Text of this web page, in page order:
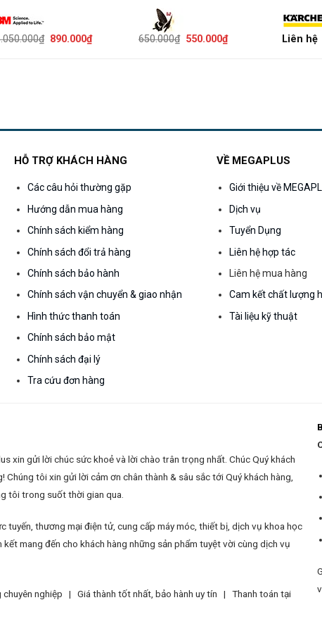
₫ Giá
890.000₫Giá
hiện
650.000₫ Giá
550.000₫Giá
hiện
Liên hệ
HỖ TRỢ KHÁCH HÀNG
Các câu hỏi thường gặp
Hướng dẫn mua hàng
Chính sách kiểm hàng
Chính sách đổi trả hàng
Chính sách bảo hành
Chính sách vận chuyển & giao nhận
Hình thức thanh toán
Chính sách bảo mật
Chính sách đại lý
Tra cứu đơn hàng
VỀ MEGAPLUS
Giới thiệu về
Dịch vụ
Tuyển Dụng
Liên hệ hợp tác
Liên hệ mua hàng
Cam kết chất lượng
Tài liệu kỹ thuật
xin gửi lời chúc sức khoẻ và lời chào trân trọng nhất. Chúc Quý khách
Chúng tôi xin gửi lời cảm ơn chân thành & sâu sắc tới Quý khách hàng,
tôi trong suốt thời gian qua.
thương mại điện tử, cung cấp máy móc, thiết bị, dịch vụ khoa học
mang đến cho khách hàng những sản phẩm tuyệt vời cùng dịch vụ
chuyên nghiệp | Giá thành tốt nhất, bảo hành uy tín | Thanh toán tại